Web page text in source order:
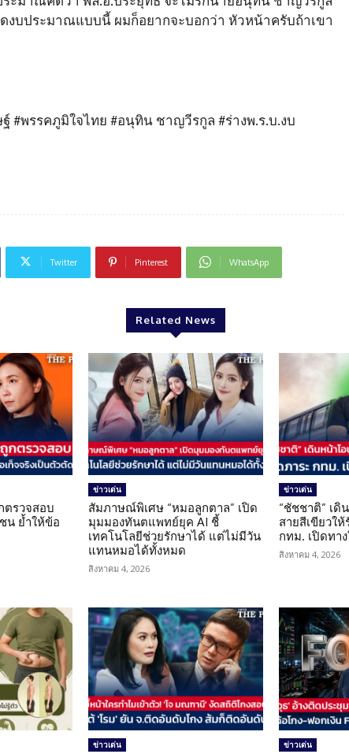
งบประมาณแบบนี้ ผมก็อยากจะบอกว่า หัวหน้าครับถ้าเขา
#พรรคภูมิใจไทย #อนุทิน ชาญวีรกูล #ร่างพ.ร.บ.งบ
Twitter Pinterest WhatsApp
Related News
ตรวจสอบ
น ย้ำให้ข้อ
ข่าวเด่น
สัมภาษณ์พิเศษ “หมอลูกตาล” เปิด
มุมมองทันตแพทย์ยุค AI ชี้
เทคโนโลยีช่วยรักษาได้ แต่ไม่มีวัน
แทนหมอได้ทั้งหมด
สิงหาคม 4, 2026
ข่าวเด่น
“ชัชชาติ” เ
สายสีเขียวใ
กทม. เปิดทา
สิงหาคม 4, 2026
ข่าวเด่น ข่าวเด่น